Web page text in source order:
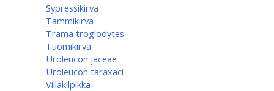
Sypressikirva
Tammikirva
Trama troglodytes
Tuomikirva
Uroleucon jaceae
Uroleucon taraxaci
Villakilpikkä